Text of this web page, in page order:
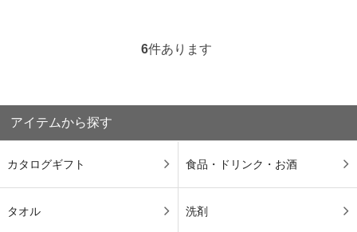
6件あります
アイテムから探す
カタログギフト 食品・ドリンク・お酒
タオル 洗剤